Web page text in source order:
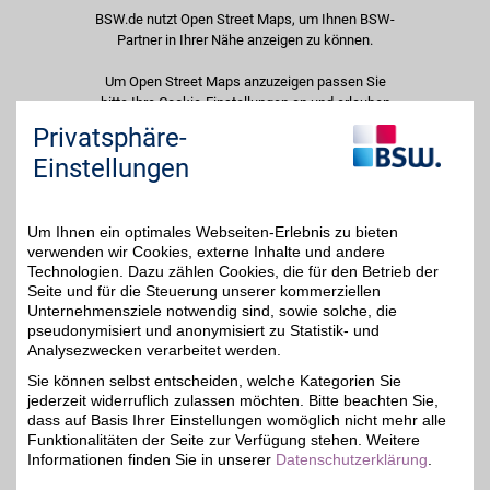
BSW.de nutzt Open Street Maps, um Ihnen BSW-
Partner in Ihrer Nähe anzeigen zu können.
Um Open Street Maps anzuzeigen passen Sie
bitte Ihre Cookie-Einstellungen an und erlauben
Sie "Externe Inhalte". Diese Auswahl können Sie
jederzeit über die Cookie-Einstellungen im
unteren Seitenbereich ändern.
Adresse
Am Eggenkamp 51
48268 Greven
Filialen in der Nähe
Privatsphäre-
Einstellungen
Um Ihnen ein optimales Webseiten-Erlebnis zu bieten
verwenden wir Cookies, externe Inhalte und andere
Technologien. Dazu zählen Cookies, die für den Betrieb der
Seite und für die Steuerung unserer kommerziellen
Unternehmensziele notwendig sind, sowie solche, die
pseudonymisiert und anonymisiert zu Statistik- und
Analysezwecken verarbeitet werden.
Sie können selbst entscheiden, welche Kategorien Sie
jederzeit widerruflich zulassen möchten. Bitte beachten Sie,
dass auf Basis Ihrer Einstellungen womöglich nicht mehr alle
Funktionalitäten der Seite zur Verfügung stehen. Weitere
Informationen finden Sie in unserer Datenschutzerklärung